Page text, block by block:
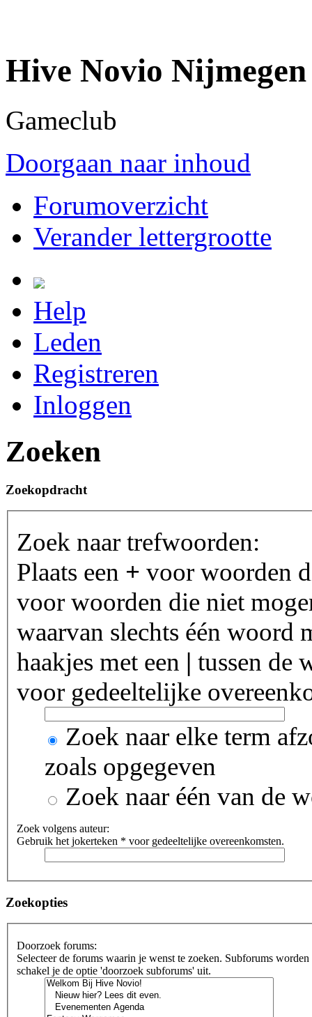
Hive Novio Nijmegen
Gameclub
Doorgaan naar inhoud
Forumoverzicht
Verander lettergrootte
Help
Leden
Registreren
Inloggen
Zoeken
Zoekopdracht
Zoek naar trefwoorden:
Plaats een + voor woorden
voor woorden die niet
waarvan slechts één woord
haakjes met een | tussen de
voor gedeeltelijke
Zoek naar elke term
zoals opgegeven
Zoek naar één van de
Zoek volgens auteur:
Gebruik het jokerteken * voor gedeeltelijke overeenkomsten.
Zoekopties
Doorzoek forums:
Selecteer de forums waarin je wenst te zoeken. Subforums
schakel je de optie 'doorzoek subforums' uit.